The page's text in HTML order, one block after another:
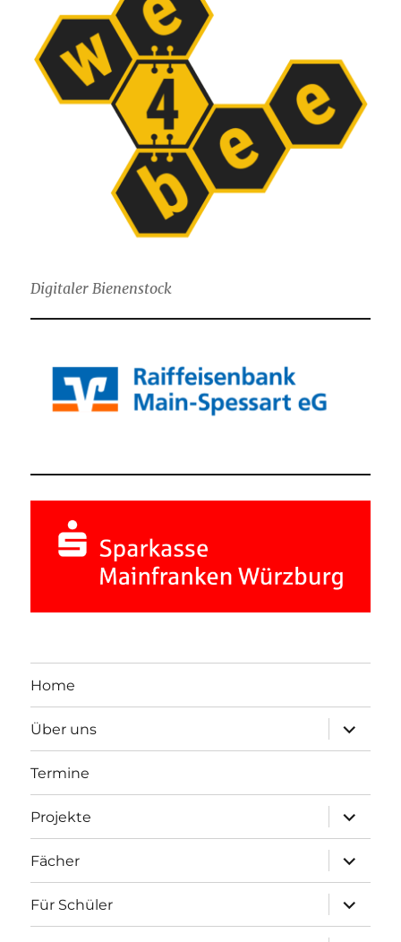
Digitaler Bienenstock
Home
Über uns
öffnen
Termine
Projekte
öffnen
Fächer
öffnen
Für Schüler
öffnen